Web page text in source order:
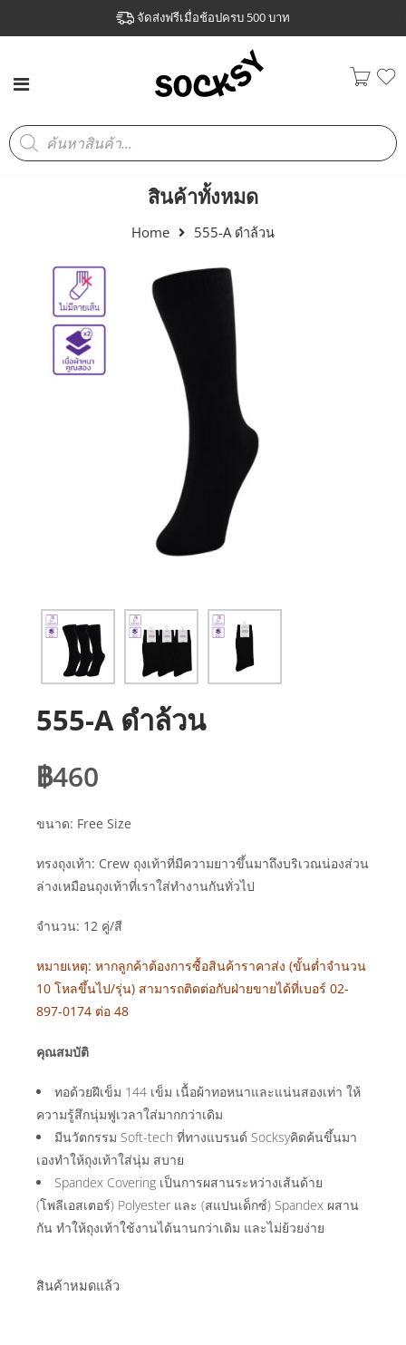
จัดส่งฟรีเมื่อช้อปครบ 500 บาท
สินค้าทั้งหมด
Home 555-A ดำล้วน
555-A ดำล้วน
฿460
ขนาด: Free Size
ทรงถุงเท้า: Crew ถุงเท้าที่มีความยาวขึ้นมาถึงบริเวณน่องส่วน
ล่างเหมือนถุงเท้าที่เราใส่ทำงานกันทั่วไป
จำนวน: 12 คู่/สี
หมายเหตุ: หากลูกค้าต้องการซื้อสินค้าราคาส่ง (ขั้นต่ำจำนวน
10 โหลขึ้นไป/รุ่น) สามารถติดต่อกับฝ่ายขายได้ที่เบอร์ 02-
897-0174 ต่อ 48
คุณสมบัติ
ทอด้วยฝีเข็ม 144 เข็ม เนื้อผ้าทอหนาและแน่นสองเท่า ให้
ความรู้สึกนุ่มฟูเวลาใส่มากกว่าเดิม
มีนวัตกรรม Soft-tech ที่ทางแบรนด์ Socksyคิดค้นขึ้นมา
เองทำให้ถุงเท้าใส่นุ่ม สบาย
Spandex Covering เป็นการผสานระหว่างเส้นด้าย
(โพลีเอสเตอร์) Polyester และ (สแปนเด็กซ์) Spandex ผสาน
กัน ทำให้ถุงเท้าใช้งานได้นานกว่าเดิม และไม่ย้วยง่าย
สินค้าหมดแล้ว